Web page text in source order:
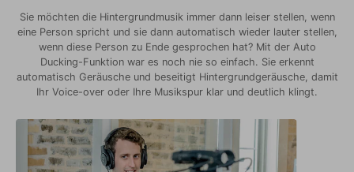
Sie möchten die Hintergrundmusik immer dann leiser stellen, wenn
eine Person spricht und sie dann automatisch wieder lauter stellen,
wenn diese Person zu Ende gesprochen hat? Mit der Auto
Ducking-Funktion war es noch nie so einfach. Sie erkennt
automatisch Geräusche und beseitigt Hintergrundgeräusche, damit
Ihr Voice-over oder Ihre Musikspur klar und deutlich klingt.